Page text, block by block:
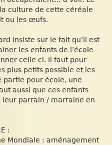
culture de cette céréale
ou les œufs.
insiste sur le fait qu’il est
les enfants de l’école
celle ci. Il faut pour
plus petits possible et les
partie pour école, une
aussi que ces enfants
parrain / marraine en
:
Mondiale : aménagement